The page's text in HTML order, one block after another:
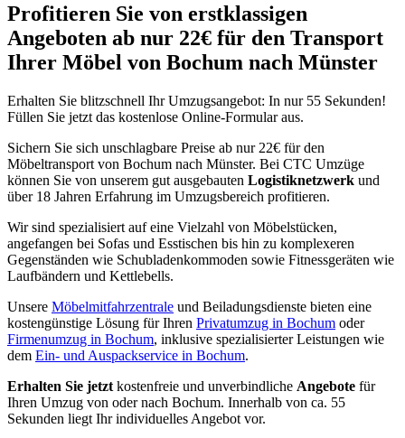
Profitieren Sie von erstklassigen
Angeboten ab nur 22€ für den Transport
Ihrer Möbel von Bochum nach Münster
Erhalten Sie blitzschnell Ihr Umzugsangebot: In nur 55 Sekunden!
Füllen Sie jetzt das kostenlose Online-Formular aus.
Sichern Sie sich unschlagbare Preise ab nur 22€ für den
Möbeltransport von Bochum nach Münster. Bei CTC Umzüge
können Sie von unserem gut ausgebauten Logistiknetzwerk und
über 18 Jahren Erfahrung im Umzugsbereich profitieren.
Wir sind spezialisiert auf eine Vielzahl von Möbelstücken,
angefangen bei Sofas und Esstischen bis hin zu komplexeren
Gegenständen wie Schubladenkommoden sowie Fitnessgeräten wie
Laufbändern und Kettlebells.
Unsere Möbelmitfahrzentrale und Beiladungsdienste bieten eine
kostengünstige Lösung für Ihren Privatumzug in Bochum oder
Firmenumzug in Bochum, inklusive spezialisierter Leistungen wie
dem Ein- und Auspackservice in Bochum.
Erhalten Sie jetzt kostenfreie und unverbindliche Angebote für
Ihren Umzug von oder nach Bochum. Innerhalb von ca. 55
Sekunden liegt Ihr individuelles Angebot vor.